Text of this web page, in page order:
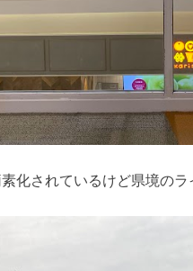
化されているけど県境のラ